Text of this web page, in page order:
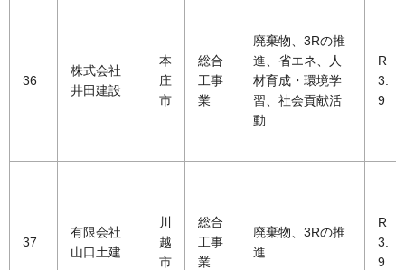
36
株式会社
井田建設
本
庄
市
総合
工事
業
廃棄物、3Rの推
進、省エネ、人
材育成・環境学
習、社会貢献活
動
R
3.
9
37
有限会社
山口土建
川
越
市
総合
工事
業
廃棄物、3Rの推
進
R
3.
9